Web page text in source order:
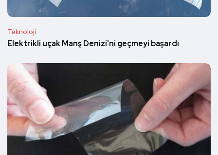
Teknoloji
Elektrikli uçak Manş Denizi'ni geçmeyi başardı